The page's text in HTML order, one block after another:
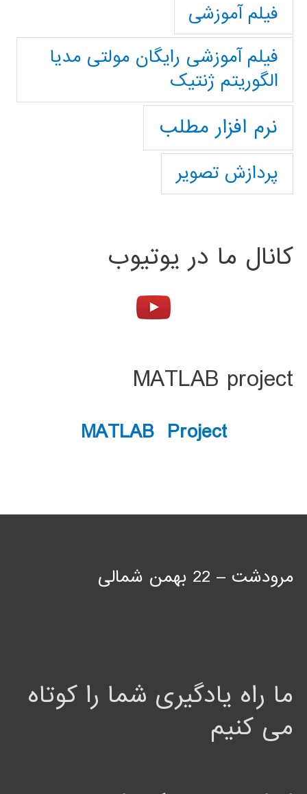
فیلم آموزشی
فیلم آموزشی رایگان مولتی مدیا
الگوریتم ژنتیک
نرم افزار مطلب
پردازش تصویر
کانال ما در یوتیوب
MATLAB project
MATLAB Project
مرودشت – 22 بهمن شمالی
ما راه یادگیری شما را کوتاه
می کنیم